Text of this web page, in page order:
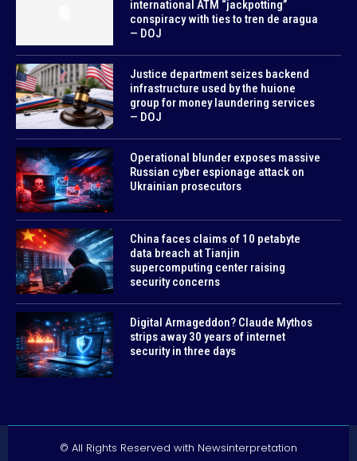
international ATM “jackpotting”
conspiracy with ties to tren de aragua
— DOJ
Justice department seizes backend
infrastructure used by the huione
group for money laundering services
— DOJ
Operational blunder exposes massive
Russian cyber espionage attack on
Ukrainian prosecutors
China faces claims of 10 petabyte
data breach at Tianjin
supercomputing center raising
security concerns
Digital Armageddon? Claude Mythos
strips away 30 years of internet
security in three days
© All Rights Reserved with Newsinterpretation